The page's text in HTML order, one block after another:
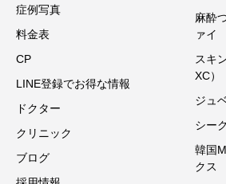
症例写真
料金表
CP
LINE登録でお得な情報
ドクター
クリニック
ブログ
麻酔
ァイ
スキ
XC）
ジュ
シー
韓国
クス